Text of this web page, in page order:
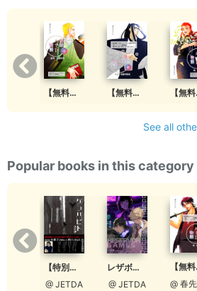
【無料版】明皓めでた物語 拾弐 太陽の國 【無料版】明皓めでた物語 拾壱 救賤の教主 【無
See all
Popular books in this category
【特別ダイジェスト】ゲンバビト 改訂版
@ JETDA
レザボア・ゲーム ダイジェスト版
@ JETDA
【無